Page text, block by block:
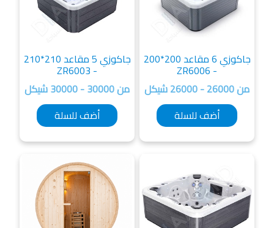
جاكوزي 6 مقاعد 200*200
- ZR6006
أضف للسلة
جاكوزي 5 مقاعد 210*210
- ZR6003
من 30000 - 30000 شيكل
أضف للسلة